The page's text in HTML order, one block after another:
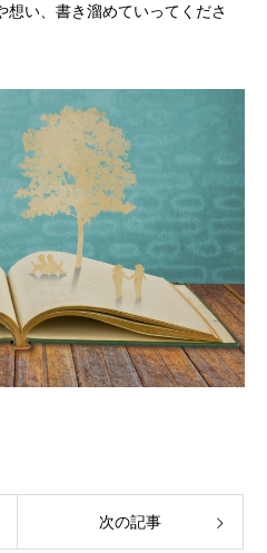
想い、書き溜めていってくださ
次の記事